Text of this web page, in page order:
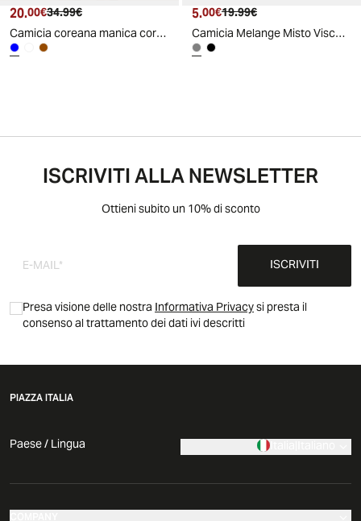
Prezzo attuale
20.00€ Prezzo originale
34.99€
Camicia coreana manica corta in lino - Blu
Prezzo attuale
5.00€ Prezzo originale
19.99€
Camicia Melange Misto Viscosa Leggera - Grigio fango
ISCRIVITI ALLA NEWSLETTER
Ottieni subito un 10% di sconto
ISCRIVITI
Presa visione delle nostraInformativa Privacysi presta il
consenso al trattamento dei dati ivi descritti
PIAZZA ITALIA
Paese / Lingua Italia|Italiano